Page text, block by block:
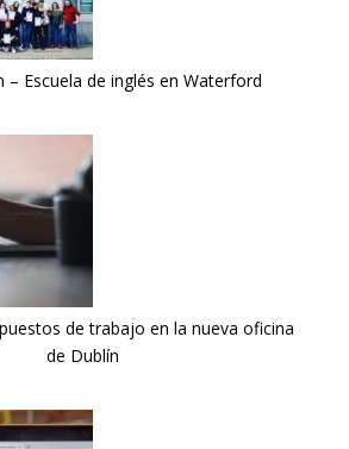
– Escuela de inglés en Waterford
de trabajo en la nueva oficina
de Dublín